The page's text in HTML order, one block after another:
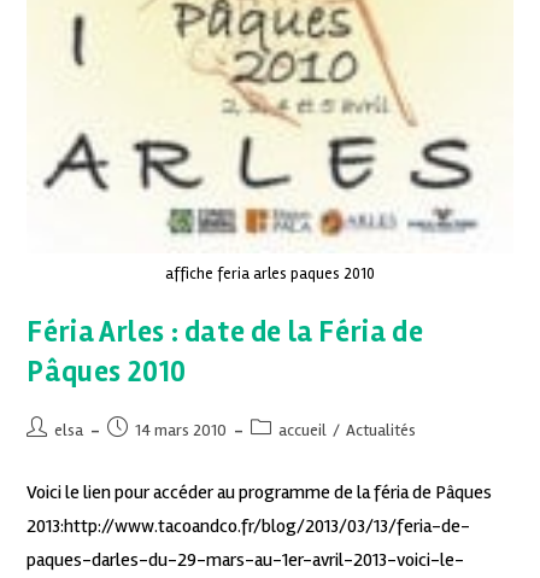
affiche feria arles paques 2010
Féria Arles : date de la Féria de
Pâques 2010
elsa 14 mars 2010 accueil / Actualités
Voici le lien pour accéder au programme de la féria de Pâques
2013:http://www.tacoandco.fr/blog/2013/03/13/feria-de-
paques-darles-du-29-mars-au-1er-avril-2013-voici-le-